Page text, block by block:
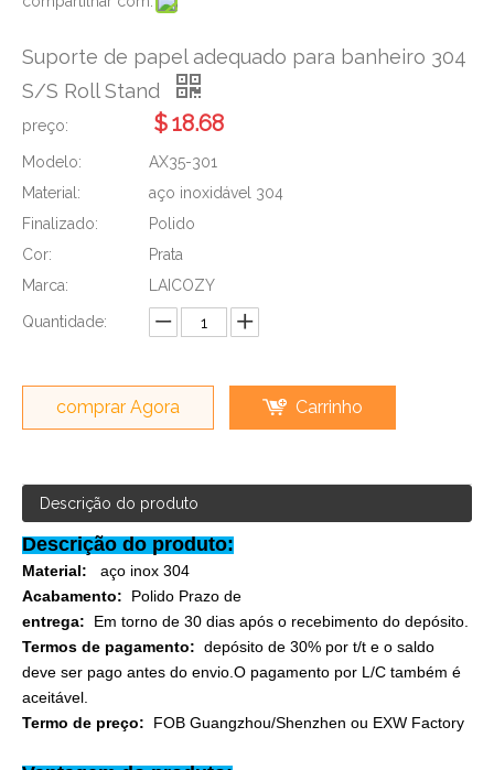
Suporte de papel adequado para banheiro 304
S/S Roll Stand
preço: $18.68
Modelo:
AX35-301
Material:
aço inoxidável 304
Finalizado:
Polido
Cor:
Prata
Marca:
LAICOZY
Quantidade:
comprar Agora Carrinho
Descrição do produto
Descrição do produto:
Material: aço inox 304
Acabamento: Polido Prazo de
entrega: Em torno de 30 dias após o recebimento do depósito.
Termos de pagamento: depósito de 30% por t/t e o saldo
deve ser pago antes do envio.O pagamento por L/C também é
aceitável.
Termo de preço:
FOB Guangzhou/Shenzhen ou EXW Factory